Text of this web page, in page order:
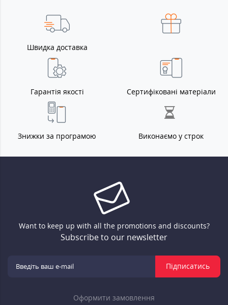
Швидка доставка
Гарантія якості Сертифіковані матеріали
Знижки за програмою Виконаємо у строк
Want to keep up with all the promotions and discounts?
Subscribe to our newsletter
Підписатись
Оформити замовлення